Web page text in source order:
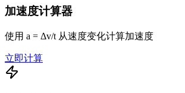
加速度计算器
使用 a = Δv/t 从速度变化计算加速度
立即计算